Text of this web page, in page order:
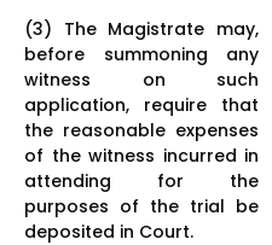
(3) The Magistrate may,
before summoning any
witness on such
application, require that
the reasonable expenses
of the witness incurred in
attending for the
purposes of the trial be
deposited in Court.